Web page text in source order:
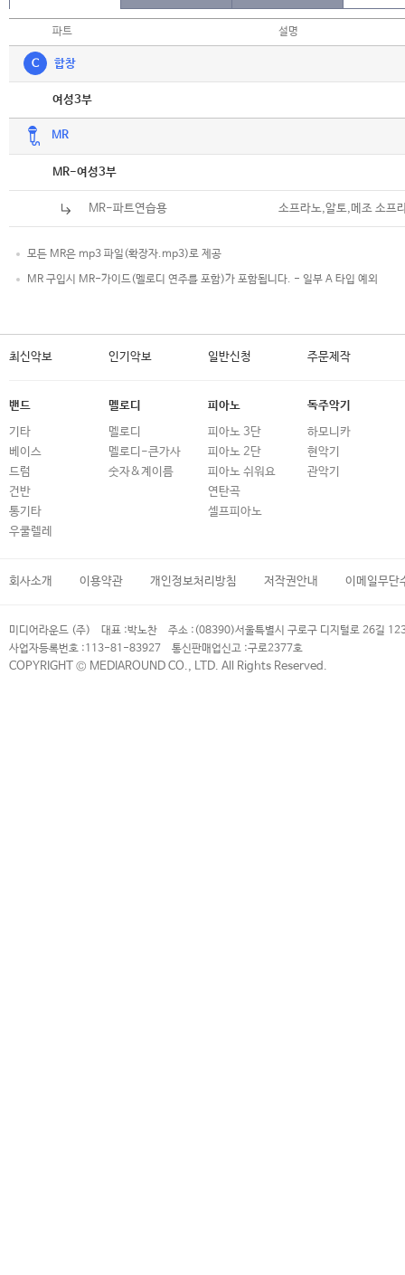
파트 설명
C 합창
여성3부
MR
MR-여성3부
MR-파트연습용 소프라노,알토,메조 소프
모든 MR은 mp3 파일(확장자.mp3)로 제공
MR 구입시 MR-가이드(멜로디 연주를 포함)가 포함됩니다. - 일부 A 타입 예외
최신악보 인기악보 일반신청 주문제작
밴드
기타
베이스
드럼
건반
통기타
우쿨렐레
멜로디
멜로디
멜로디-큰가사
숫자&계이름
피아노
피아노 3단
피아노 2단
피아노 쉬워요
연탄곡
셀프피아노
독주악기
하모니카
현악기
관악기
회사소개 이용약관 개인정보처리방침 저작권안내 이메일무단
미디어라운드 (주) 대표 :박노찬 주소 : (08390)서울특별시 구로구 디지털로 26길
사업자등록번호 :113-81-83927 통신판매업신고 :구로2377호
COPYRIGHT © MEDIAROUND CO., LTD. All Rights Reserved.